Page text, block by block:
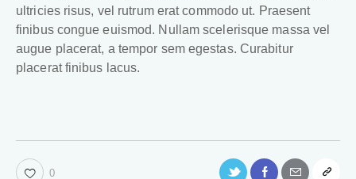
ultricies risus, vel rutrum erat commodo ut. Praesent
finibus congue euismod. Nullam scelerisque massa vel
augue placerat, a tempor sem egestas. Curabitur
placerat finibus lacus.
0